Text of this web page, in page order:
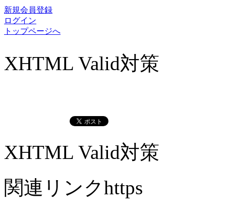
新規会員登録
ログイン
トップページへ
XHTML Valid対策
XHTML Valid対策
関連リンクhttps